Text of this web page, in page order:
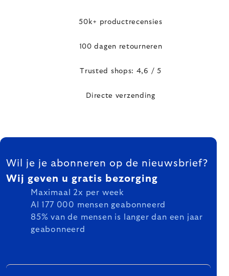
50k+ productrecensies
100 dagen retourneren
Trusted shops: 4,6 / 5
Directe verzending
FOOTER
Wil je je abonneren op de nieuwsbrief?
Wij geven u gratis bezorging
Maximaal 2x per week
Al 177 000 mensen geabonneerd
85% van de mensen is langer dan een jaar
geabonneerd